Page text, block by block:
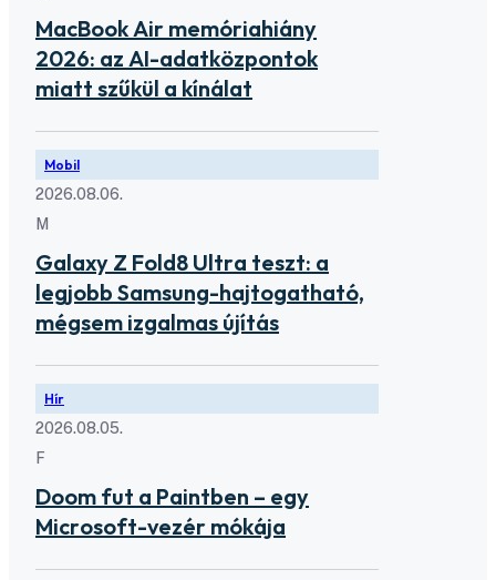
MacBook Air memóriahiány
2026: az AI-adatközpontok
miatt szűkül a kínálat
Mobil
2026.08.06.
M
Galaxy Z Fold8 Ultra teszt: a
legjobb Samsung-hajtogatható,
mégsem izgalmas újítás
Hír
2026.08.05.
F
Doom fut a Paintben – egy
Microsoft-vezér mókája